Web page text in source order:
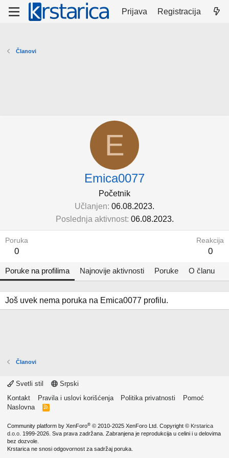
Prijava Registracija
Članovi
E
Emica0077
Početnik
Učlanjen 06.08.2023.
Poslednja aktivnost 06.08.2023.
Poruka
0
Reakcija
0
Poruke na profilima Najnovije aktivnosti Poruke O članu
Još uvek nema poruka na Emica0077 profilu.
Članovi
Svetli stil
Srpski
Kontakt
Pravila i uslovi korišćenja Politika privatnosti
Pomoć
Naslovna
R
Community platform by XenForo® © 2010-2025 XenForo Ltd. Copyright © Krstarica
d.o.o. 1999-2026. Sva prava zadržana. Zabranjena je reprodukcija u celini i u delovima
bez dozvole.
Krstarica ne snosi odgovornost za sadržaj poruka.